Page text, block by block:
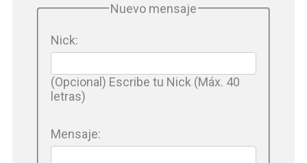
Nuevo mensaje
Nick:
(Opcional) Escribe tu Nick (Máx. 40
letras)
Mensaje: